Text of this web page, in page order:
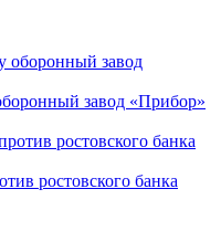
завод «Прибор»
ростовского банка